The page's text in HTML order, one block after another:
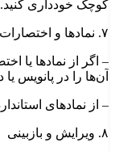
کوچک خودداری کنید.
۷. نمادها و اختصارات
– اگر از نمادها یا
آن‌ها را در پانویس
– از نمادهای
۸. ویرایش و بازبینی